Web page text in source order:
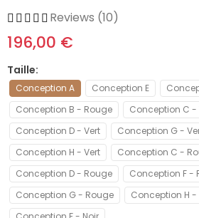
Reviews (10)
196,00 €
Taille
Conception A Conception E
Conception B - Rouge
Conception C -
Conception D - Vert
Conception G -
Conception H - Vert
Conception C -
Conception D - Rouge
Conception F -
Conception G - Rouge
Conception H -